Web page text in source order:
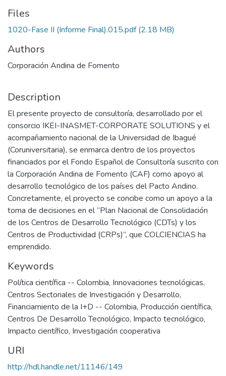
Files
1020-Fase II (Informe Final).015.pdf(2.18 MB)
Authors
Corporación Andina de Fomento
Description
El presente proyecto de consultoría, desarrollado por el
consorcio IKEI-INASMET-CORPORATE SOLUTIONS y el
acompañamiento nacional de la Universidad de Ibagué
(Coruniversitaria), se enmarca dentro de los proyectos
financiados por el Fondo Español de Consultoría suscrito con
la Corporación Andina de Fomento (CAF) como apoyo al
desarrollo tecnológico de los países del Pacto Andino.
Concretamente, el proyecto se concibe como un apoyo a la
toma de decisiones en el “Plan Nacional de Consolidación
de los Centros de Desarrollo Tecnológico (CDTs) y los
Centros de Productividad (CRPs)”, que COLCIENCIAS ha
emprendido.
Keywords
Política científica -- Colombia, Innovaciones tecnológicas,
Centros Sectoriales de Investigación y Desarrollo,
Financiamiento de la I+D -- Colombia, Producción científica,
Centros De Desarrollo Tecnológico, Impacto tecnológico,
Impacto científico, Investigación cooperativa
URI
http://hdl.handle.net/11146/149